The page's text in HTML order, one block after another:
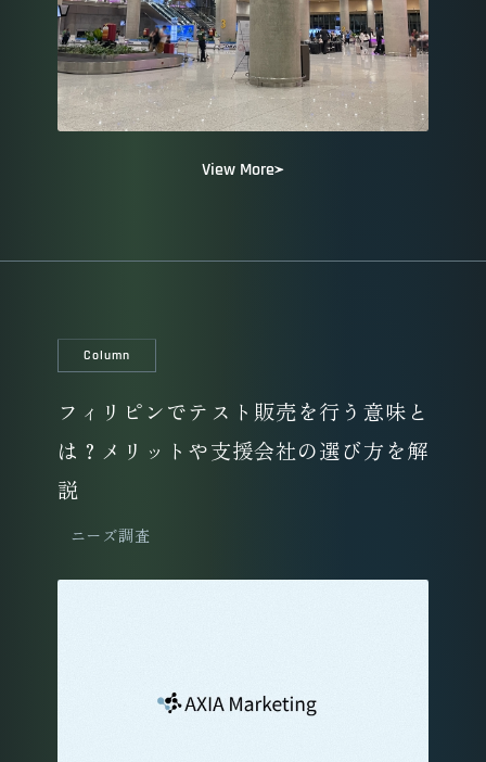
View More
Column
フィリピンでテスト販売を行う意味と
は？メリットや支援会社の選び方を解
説
ニーズ調査